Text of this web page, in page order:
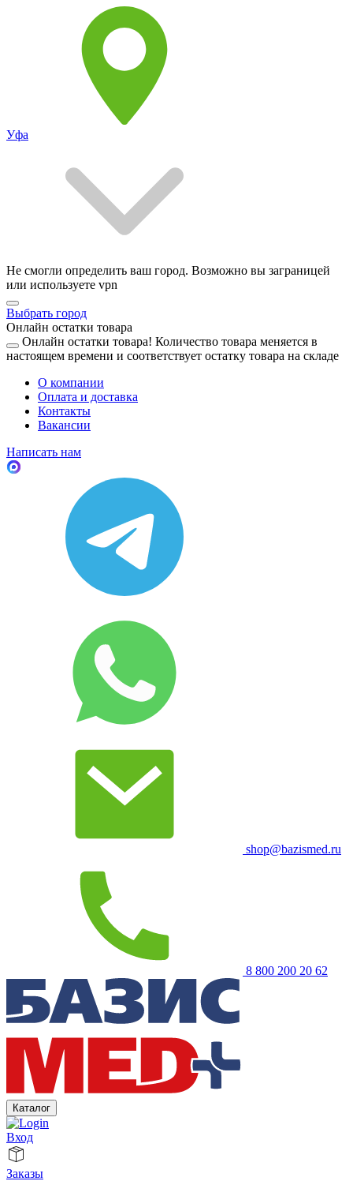
Уфа
Не смогли определить ваш город. Возможно вы заграницей
или используете vpn
Выбрать город
Онлайн остатки товара
Онлайн остатки товара! Количество товара меняется в
настоящем времени и соответствует остатку товара на складе
О компании
Оплата и доставка
Контакты
Вакансии
Написать нам
shop@bazismed.ru
8 800 200 20 62
Каталог
Вход
Заказы